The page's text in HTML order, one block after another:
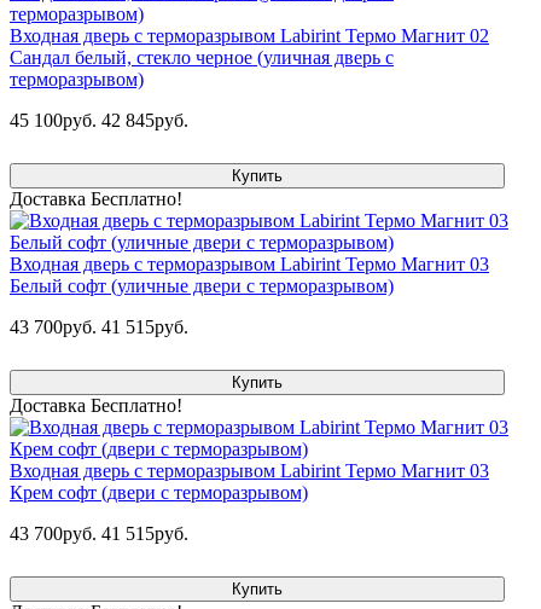
Входная дверь с терморазрывом Labirint Термо Магнит 02
Сандал белый, стекло черное (уличная дверь с
терморазрывом)
45 100руб. 42 845руб.
Купить
Доставка Бесплатно!
Входная дверь с терморазрывом Labirint Термо Магнит 03
Белый софт (уличные двери с терморазрывом)
43 700руб. 41 515руб.
Купить
Доставка Бесплатно!
Входная дверь с терморазрывом Labirint Термо Магнит 03
Крем софт (двери с терморазрывом)
43 700руб. 41 515руб.
Купить